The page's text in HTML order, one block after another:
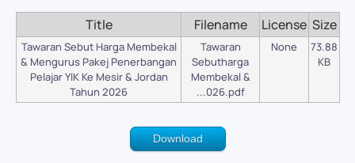
Title
Filename License Size
Tawaran Sebut Harga Membekal
& Mengurus Pakej Penerbangan
Pelajar YIK Ke Mesir & Jordan
Tahun 2026
Tawaran
Sebutharga
Membekal &
...026.pdf
None
73.88
KB
Download